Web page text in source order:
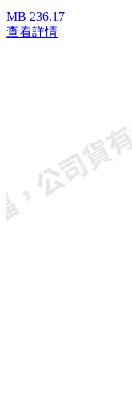
MB 236.17
查看詳情